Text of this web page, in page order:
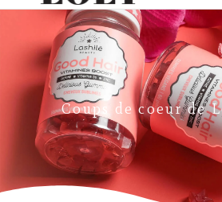
Coups de coeur de